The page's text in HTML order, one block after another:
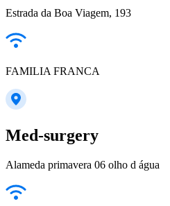
Estrada da Boa Viagem, 193
FAMILIA FRANCA
Med-surgery
Alameda primavera 06 olho d água